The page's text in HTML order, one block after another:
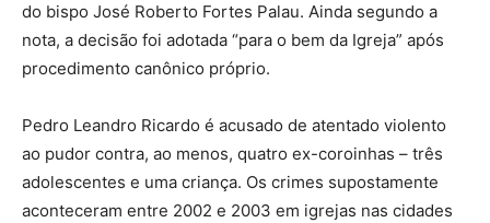
do bispo José Roberto Fortes Palau. Ainda segundo a
nota, a decisão foi adotada “para o bem da Igreja” após
procedimento canônico próprio.
Pedro Leandro Ricardo é acusado de atentado violento
ao pudor contra, ao menos, quatro ex-coroinhas – três
adolescentes e uma criança. Os crimes supostamente
aconteceram entre 2002 e 2003 em igrejas nas cidades